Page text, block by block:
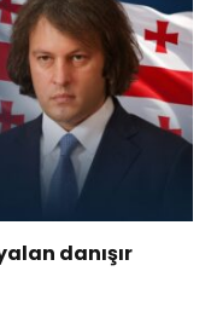
danışır